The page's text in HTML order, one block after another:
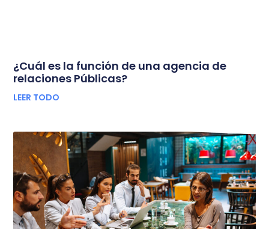
¿Cuál es la función de una agencia de
relaciones Públicas?
LEER TODO